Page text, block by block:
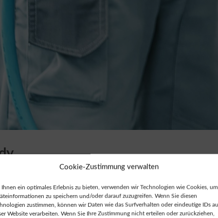
Cookie-Zustimmung verwalten
Ihnen ein optimales Erlebnis zu bieten, verwenden wir Technologien wie Cookies, um
zu speichern und/oder darauf zuzugreifen. Wenn Sie diesen
zustimmen, können wir Daten wie das Surfverhalten oder eindeutige IDs
Website verarbeiten. Wenn Sie Ihre Zustimmung nicht erteilen oder zurückziehen,
für das bidirektionale Laden vorbereitet ist; die
Hersteller freigeschaltet werden. Es ist ratsam, schon
um zukunftssicher zu sein und mögliche